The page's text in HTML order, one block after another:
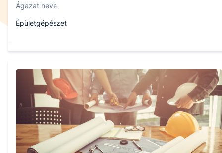
Ágazat neve
Épületgépészet
507320701
Képzés időtartama
5 év